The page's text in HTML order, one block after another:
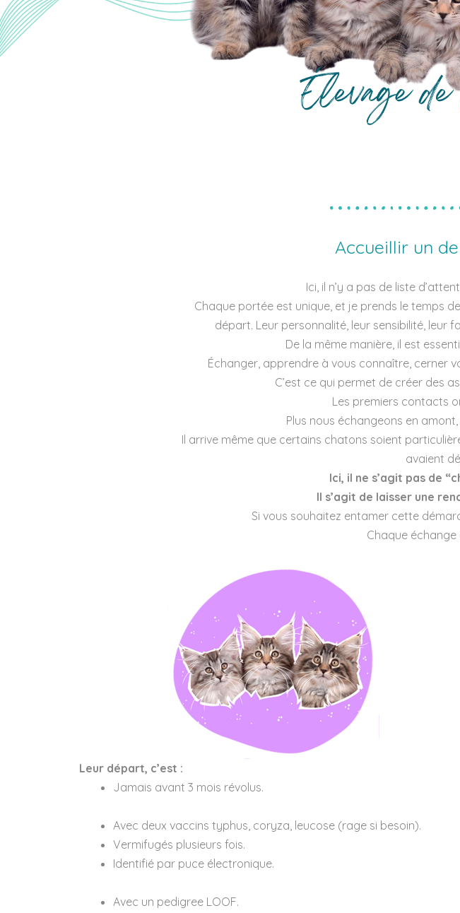
Accueillir un
Ici, il n’y a pas de liste
Chaque portée est unique, et je prends le temps
départ. Leur personnalité, leur sensibilité, leur
De la même manière, il est
Échanger, apprendre à vous connaître, cerner
C’est ce qui permet de créer des
Les premiers contacts
Plus nous échangeons en
Il arrive même que certains chatons soient
avaient
Ici, il ne s’agit pas de
Il s’agit de laisser une
Si vous souhaitez entamer cette
Chaque
Leur départ, c’est :
Jamais avant 3 mois révolus.
Avec deux vaccins typhus, coryza, leucose (rage si besoin).
Vermifugés plusieurs fois.
Identifié par puce électronique.
Avec un pedigree LOOF.